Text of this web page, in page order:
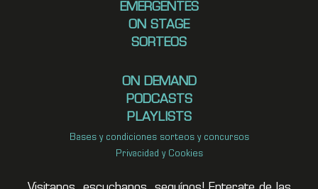
EMERGENTES
ON STAGE
SORTEOS
ON DEMAND
PODCASTS
PLAYLISTS
Bases y condiciones sorteos y concursos
Privacidad y Cookies